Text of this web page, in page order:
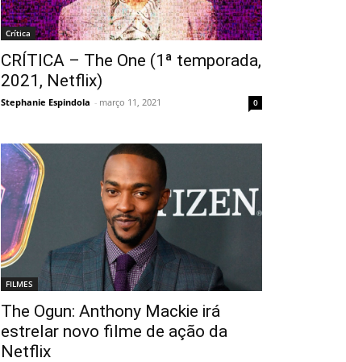
Crítica
CRÍTICA – The One (1ª temporada,
2021, Netflix)
Stephanie Espindola - março 11, 2021 0
FILMES
The Ogun: Anthony Mackie irá
estrelar novo filme de ação da
Netflix